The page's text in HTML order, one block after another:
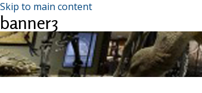
Skip to main content
banner3